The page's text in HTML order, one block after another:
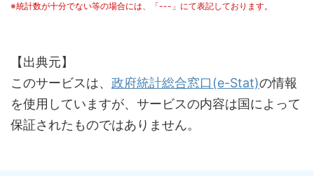
※統計数が十分でない等の場合には、「---」にて表記しております。
【出典元】
このサービスは、 政府統計総合窓口(e-Stat)の情報
を使用していますが、サービスの内容は国によって
保証されたものではありません。